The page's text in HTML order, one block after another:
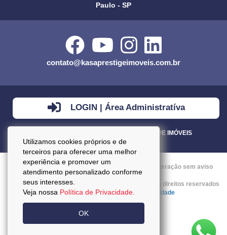
Utilizamos cookies próprios e de
terceiros para oferecer uma melhor
experiência e promover um
atendimento personalizado conforme
seus interesses.
Veja nossa Política de Privacidade.
OK
Paulo - SP
contato@kasaprestigeimoveis.com.br
LOGIN | Área Administratíva
VENDA - LOCAÇÃO - ADMINISTRAÇÃO DE IMÓVEIS
Preços mencionados neste site estão sujeitos a alteração sem aviso
prévio.
Copyright © 2026 - Kasa Prestige Imoveis :: Todos os direitos reservados
:: CRECI: J27037 ::Política da Privacidade